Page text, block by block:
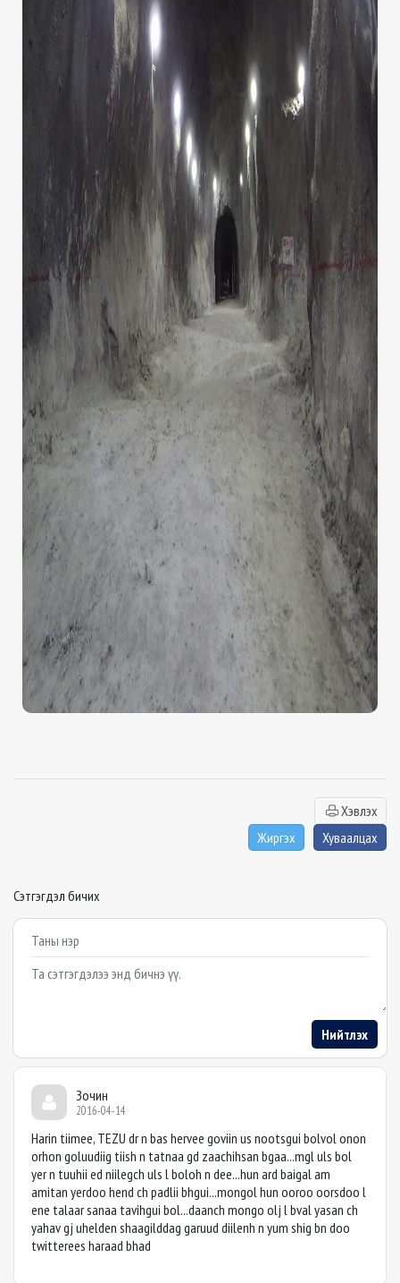
Хэвлэх
Жиргэх
Хуваалцах
Сэтгэгдэл бичих
Example textarea
Нийтлэх
Зочин
2016-04-14
Harin tiimee, TEZU dr n bas hervee goviin us nootsgui bolvol onon
orhon goluudiig tiish n tatnaa gd zaachihsan bgaa...mgl uls bol
yer n tuuhii ed niilegch uls l boloh n dee...hun ard baigal am
amitan yerdoo hend ch padlii bhgui...mongol hun ooroo oorsdoo l
ene talaar sanaa tavihgui bol...daanch mongo olj l bval yasan ch
yahav gj uhelden shaagilddag garuud diilenh n yum shig bn doo
twitterees haraad bhad